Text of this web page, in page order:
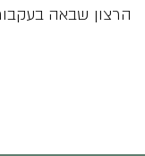
הרצון שבאה